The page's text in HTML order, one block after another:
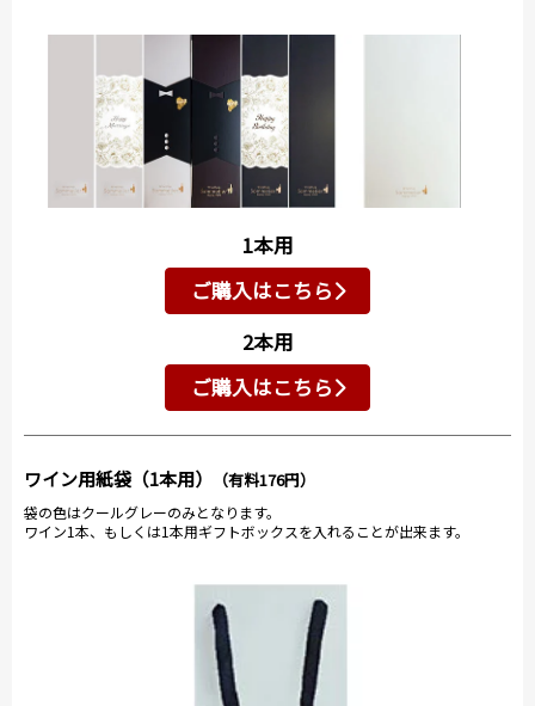
1本用
ご購入はこちら
2本用
ご購入はこちら
ワイン用紙袋（1本用） （有料176円）
袋の色はクールグレーのみとなります。
ワイン1本、もしくは1本用ギフトボックスを入れることが出来ます。